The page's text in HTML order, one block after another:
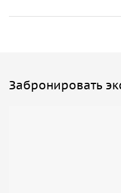
Забронировать